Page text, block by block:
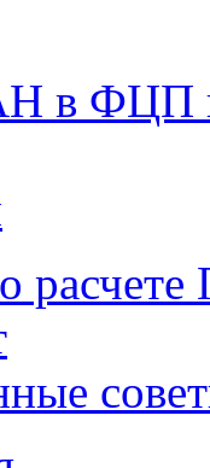
в ФЦП